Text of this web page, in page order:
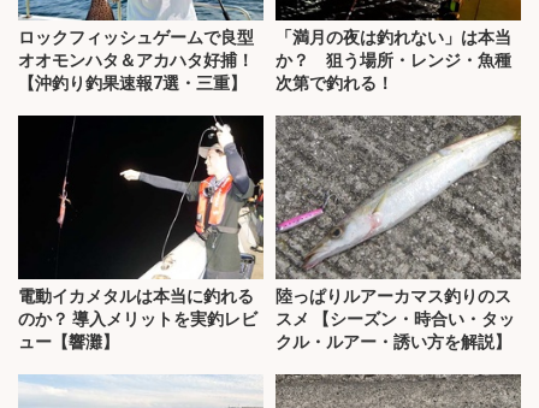
ロックフィッシュゲームで良型
オオモンハタ＆アカハタ好捕！
【沖釣り釣果速報7選・三重】
「満月の夜は釣れない」は本当
か？ 狙う場所・レンジ・魚種
次第で釣れる！
電動イカメタルは本当に釣れる
のか？ 導入メリットを実釣レビ
ュー【響灘】
陸っぱりルアーカマス釣りのス
スメ 【シーズン・時合い・タッ
クル・ルアー・誘い方を解説】